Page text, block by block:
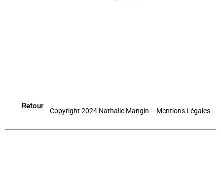
Retour
Copyright 2024 Nathalie Mangin – Mentions Légales